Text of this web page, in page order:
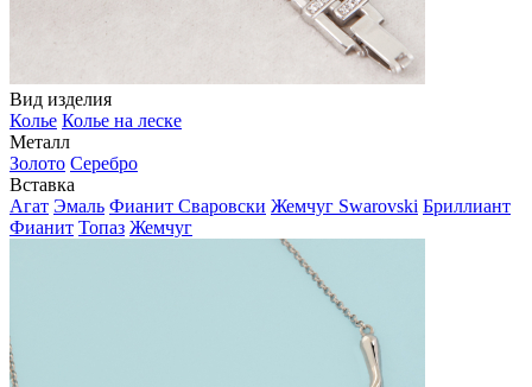
Вид изделия
Колье Колье на леске
Металл
Золото Серебро
Вставка
Агат Эмаль Фианит Сваровски Жемчуг Swarovski Бриллиант
Фианит Топаз Жемчуг